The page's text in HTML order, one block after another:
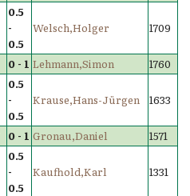
0.5
-
0.5
Welsch,Holger 1709
0 - 1 Lehmann,Simon 1760
0.5
-
0.5
Krause,Hans-Jürgen 1633
0 - 1 Gronau,Daniel 1571
0.5
-
0.5
Kaufhold,Karl 1331